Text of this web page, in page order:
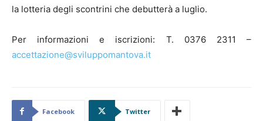
la lotteria degli scontrini che debutterà a luglio.
Per informazioni e iscrizioni: T. 0376 2311 –
accettazione@sviluppomantova.it
Facebook Twitter